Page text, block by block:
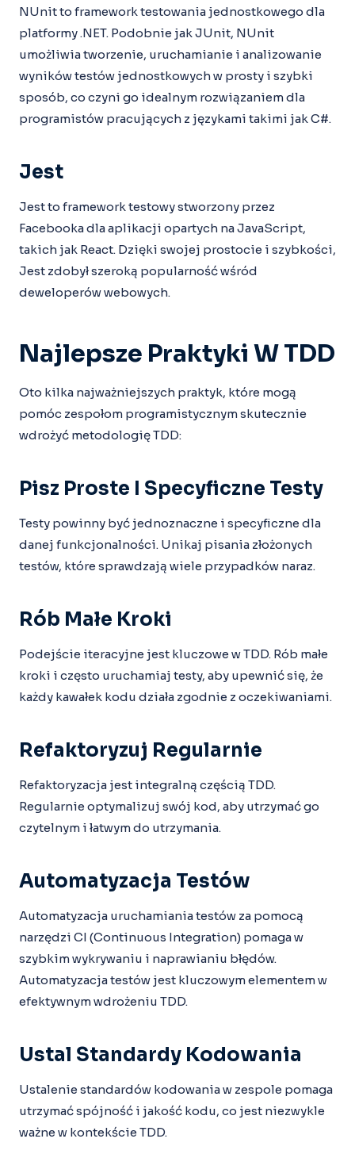
NUnit to framework testowania jednostkowego dla
platformy .NET. Podobnie jak JUnit, NUnit
umożliwia tworzenie, uruchamianie i analizowanie
wyników testów jednostkowych w prosty i szybki
sposób, co czyni go idealnym rozwiązaniem dla
programistów pracujących z językami takimi jak C#.
Jest
Jest to framework testowy stworzony przez
Facebooka dla aplikacji opartych na JavaScript,
takich jak React. Dzięki swojej prostocie i szybkości,
Jest zdobył szeroką popularność wśród
deweloperów webowych.
Najlepsze Praktyki W TDD
Oto kilka najważniejszych praktyk, które mogą
pomóc zespołom programistycznym skutecznie
wdrożyć metodologię TDD:
Pisz Proste I Specyficzne Testy
Testy powinny być jednoznaczne i specyficzne dla
danej funkcjonalności. Unikaj pisania złożonych
testów, które sprawdzają wiele przypadków naraz.
Rób Małe Kroki
Podejście iteracyjne jest kluczowe w TDD. Rób małe
kroki i często uruchamiaj testy, aby upewnić się, że
każdy kawałek kodu działa zgodnie z oczekiwaniami.
Refaktoryzuj Regularnie
Refaktoryzacja jest integralną częścią TDD.
Regularnie optymalizuj swój kod, aby utrzymać go
czytelnym i łatwym do utrzymania.
Automatyzacja Testów
Automatyzacja uruchamiania testów za pomocą
narzędzi CI (Continuous Integration) pomaga w
szybkim wykrywaniu i naprawianiu błędów.
Automatyzacja testów jest kluczowym elementem w
efektywnym wdrożeniu TDD.
Ustal Standardy Kodowania
Ustalenie standardów kodowania w zespole pomaga
utrzymać spójność i jakość kodu, co jest niezwykle
ważne w kontekście TDD.